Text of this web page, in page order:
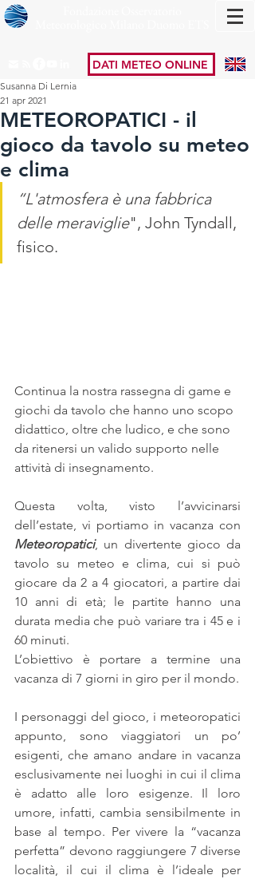
DATI METEO ONLINE
METEOROPATICI - il
gioco da tavolo su meteo
e clima
Susanna Di Lernia
21 apr 2021
“L'atmosfera è una fabbrica
delle meraviglie", John Tyndall,
fisico.
Continua la nostra rassegna di game e
giochi da tavolo che hanno uno scopo
didattico, oltre che ludico, e che sono
da ritenersi un valido supporto nelle
attività di insegnamento.
Questa volta, visto l’avvicinarsi
Meteoropatici, un divertente gioco da
tavolo su meteo e clima, cui si può
giocare da 2 a 4 giocatori, a partire dai
10 anni di età; le partite hanno una
durata media che può variare tra i 45 e i
60 minuti.
L’obiettivo è portare a termine una
vacanza di 7 giorni in giro per il mondo.
I personaggi del gioco, i meteoropatici
appunto, sono viaggiatori un po’
esigenti, che amano andare in vacanza
esclusivamente nei luoghi in cui il clima
è adatto alle loro esigenze. Il loro
umore, infatti, cambia sensibilmente in
base al tempo. Per vivere la “vacanza
perfetta” devono raggiungere 7 diverse
località, il cui il clima è l’ideale per